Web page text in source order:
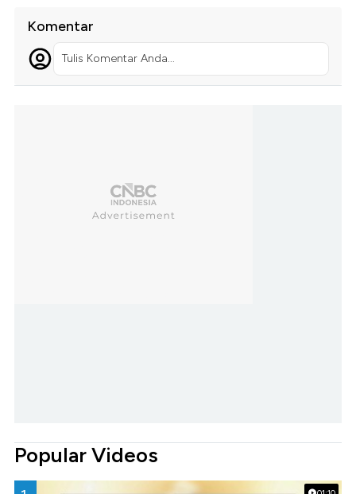
Komentar
Tulis Komentar Anda...
Popular Videos